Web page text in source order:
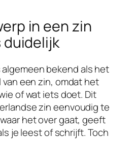
in een zin
duidelijk
bekend als het
een zin, omdat het
of wat iets doet. Dit
zin eenvoudig te
het over gaat, geeft
je leest of schrijft. Toch